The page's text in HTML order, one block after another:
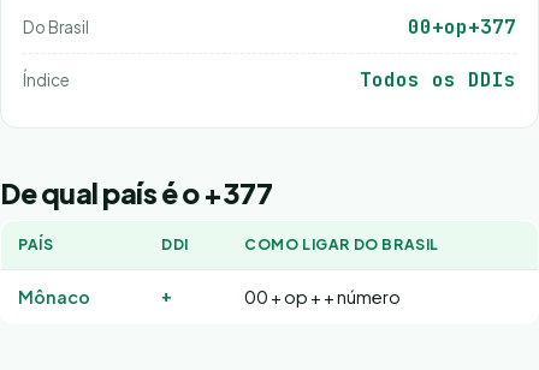
Do Brasil 00+op+377
Índice Todos os DDIs
De qual país é o +377
PAÍS DDI COMO LIGAR DO BRASIL
Mônaco + 00 + op + + número